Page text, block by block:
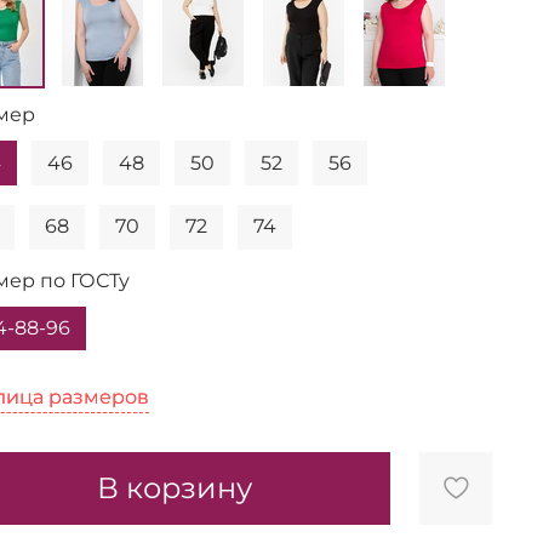
размеров
размеров
В корзину
46 48 50 52 56
68 70 72 74
по ГОСТу
88-96